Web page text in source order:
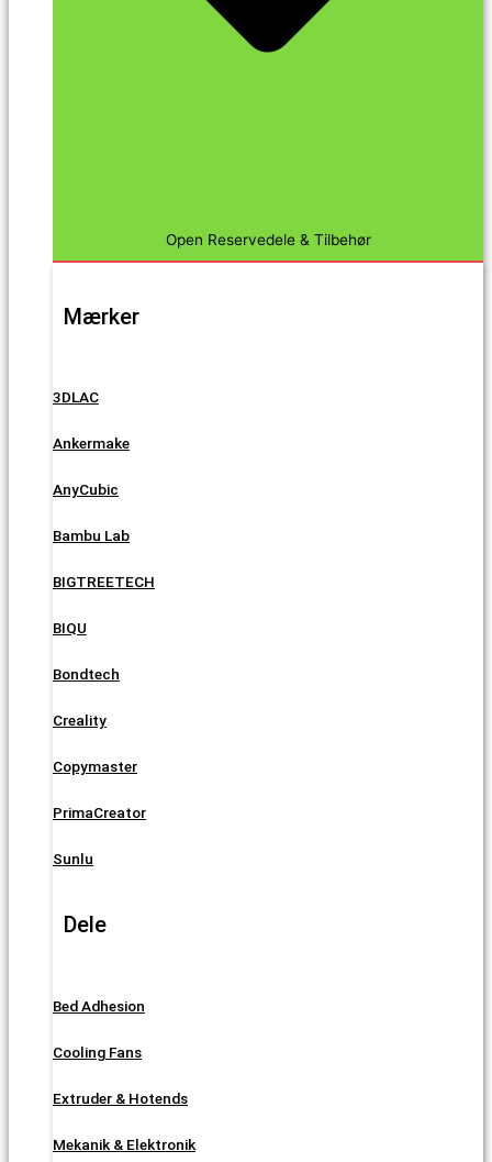
Open Reservedele & Tilbehør
Mærker
3DLAC
Ankermake
AnyCubic
Bambu Lab
BIGTREETECH
BIQU
Bondtech
Creality
Copymaster
PrimaCreator
Sunlu
Dele
Bed Adhesion
Cooling Fans
Extruder & Hotends
Mekanik & Elektronik